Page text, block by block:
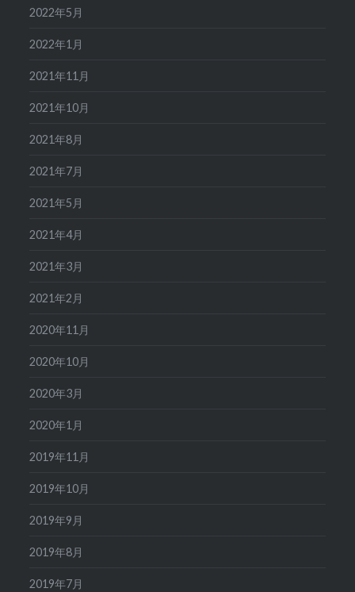
2022年5月
2022年1月
2021年11月
2021年10月
2021年8月
2021年7月
2021年5月
2021年4月
2021年3月
2021年2月
2020年11月
2020年10月
2020年3月
2020年1月
2019年11月
2019年10月
2019年9月
2019年8月
2019年7月